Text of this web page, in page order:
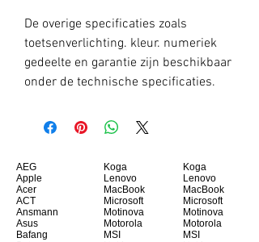
De overige specificaties zoals
toetsenverlichting. kleur. numeriek
gedeelte en garantie zijn beschikbaar
onder de technische specificaties.
AEG
Apple
Acer
ACT
Ansmann
Asus
Bafang
Koga
Lenovo
MacBook
Microsoft
Motinova
Motorola
MSI
Koga
Lenovo
MacBook
Microsoft
Motinova
Motorola
MSI